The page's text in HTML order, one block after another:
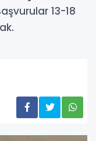
13-18